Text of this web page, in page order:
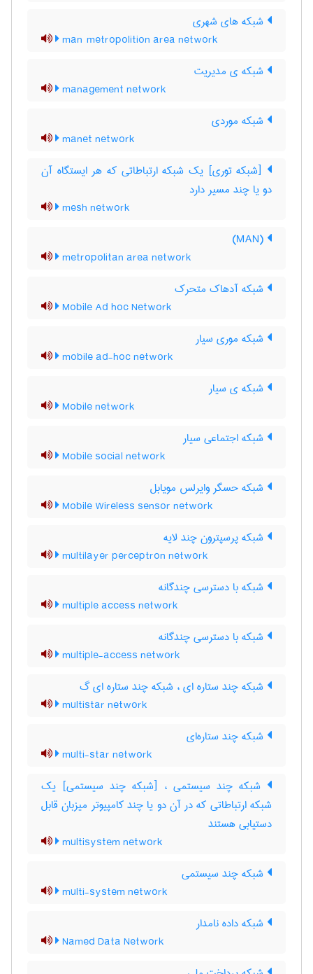
شبکه های شهری
man metropolition area network
شبکه ی مدیریت
management network
شبکه موردی
manet network
[شبکه توری] یک شبکه ارتباطاتی که هر ایستگاه آن
دو یا چند مسیر دارد
mesh network
(MAN)
metropolitan area network
شبکه آدهاک متحرک
Mobile Ad hoc Network
شبکه موری سیار
mobile ad-hoc network
شبکه ی سیار
Mobile network
شبکه اجتماعی سیار
Mobile social network
شبکه حسگر وایرلس مویابل
Mobile Wireless sensor network
شبکه پرسپترون چند لایه
multilayer perceptron network
شبکه با دسترسی چندگانه
multiple access network
شبکه با دسترسی چندگانه
multiple-access network
شبکه چند ستاره ای ، شبکه چند ستاره ای گ
multistar network
شبکه چند ستاره‌ای
multi-star network
شبکه چند سیستمی ، [شبکه چند سیستمی] یک
شبکه ارتباطاتی که در آن دو یا چند کامپیوتر میزبان قابل
دستیابی هستند
multisystem network
شبکه چند سیستمی
multi-system network
شبکه داده نامدار
Named Data Network